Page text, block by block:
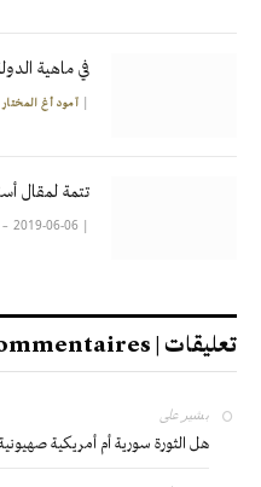
في ماهية
| آمود أغ المختار
تتمة لمقال
|
2019-06-06
تعليقات | Commentaires
بشير على
هل الثورة سورية أم أمريكية